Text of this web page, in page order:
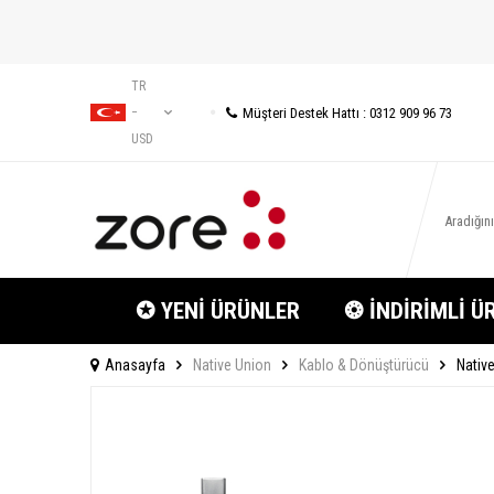
TR
−
USD
Müşteri Destek Hattı : 0312 909 96 73
✪ YENİ ÜRÜNLER ❂ İNDİRİMLİ
Anasayfa Native Union Kablo & Dönüştürücü